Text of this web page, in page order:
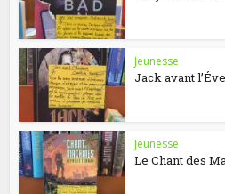
Jeunesse
Jack avant
Jeunesse
Le Chant des